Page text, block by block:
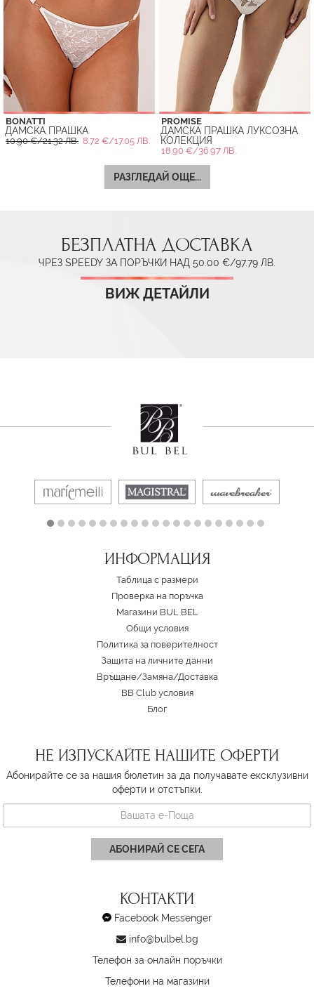
BONATTI
ДАМСКА ПРАШКА
10.90 €/21.32 ЛВ. 8.72 €/17.05 ЛВ.
PROMISE
ДАМСКА ПРАШКА ЛУКСОЗНА
КОЛЕКЦИЯ
18.90 €/36.97 ЛВ.
РАЗГЛЕДАЙ ОЩЕ...
БЕЗПЛАТНА ДОСТАВКА
ЧРЕЗ SPEEDY ЗА ПОРЪЧКИ НАД 50.00 €/97.79 ЛВ.
ВИЖ ДЕТАЙЛИ
ИНФОРМАЦИЯ
Таблица с размери
Проверка на поръчка
Магазини BUL BEL
Oбщи условия
Политика за поверителност
Защита на личните данни
Връщане/Замяна/Доставка
BB Club условия
Блог
НЕ ИЗПУСКАЙТЕ НАШИТЕ ОФЕРТИ
Абонирайте се за нашия бюлетин за да получавате ексклузивни
оферти и отстъпки.
АБОНИРАЙ СЕ СЕГА
КОНТАКТИ
Facebook Messenger
info@bulbel.bg
Телефон за онлайн поръчки
Телефони на магазини